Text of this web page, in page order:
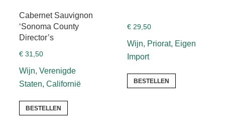
Cabernet Sauvignon
‘Sonoma County
Director’s
€ 31,50
Wijn, Verenigde
Staten, Californië
BESTELLEN
€29,50
Wijn, Priorat, Eigen
Import
BESTELLEN